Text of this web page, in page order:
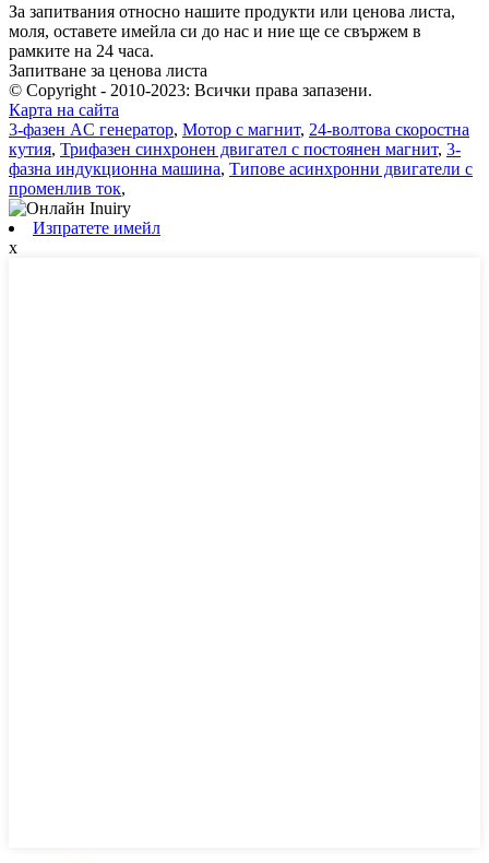
За запитвания относно нашите продукти или ценова листа,
моля, оставете имейла си до нас и ние ще се свържем в
рамките на 24 часа.
Запитване за ценова листа
© Copyright - 2010-2023: Всички права запазени.
Карта на сайта
3-фазен AC генератор, Мотор с магнит, 24-волтова скоростна
кутия, Трифазен синхронен двигател с постоянен магнит, 3-
фазна индукционна машина, Типове асинхронни двигатели с
променлив ток,
Изпратете имейл
x